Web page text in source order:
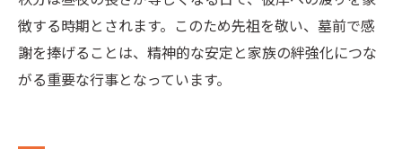
徴する時期とされます。このため先祖を敬い、墓前で感
謝を捧げることは、精神的な安定と家族の絆強化につな
がる重要な行事となっています。